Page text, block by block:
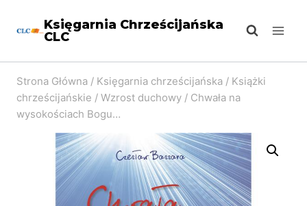
Księgarnia Chrześcijańska
CLC
Strona Główna / Księgarnia chrześcijańska / Książki
chrześcijańskie / Wzrost duchowy / Chwała na
wysokościach Bogu…